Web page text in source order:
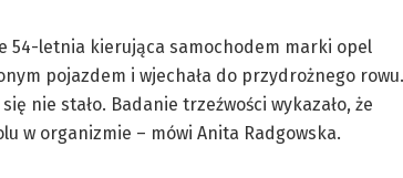
54-letnia kierująca samochodem marki opel
pojazdem i wjechała do przydrożnego rowu.
nie stało. Badanie trzeźwości wykazało, że
w organizmie – mówi Anita Radgowska.